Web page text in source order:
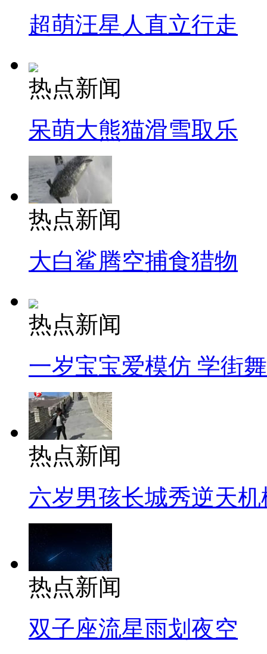
超萌汪星人直立行走
热点新闻
呆萌大熊猫滑雪取乐
热点新闻
大白鲨腾空捕食猎物
热点新闻
一岁宝宝爱模仿 学街
热点新闻
六岁男孩长城秀逆天机
热点新闻
双子座流星雨划夜空